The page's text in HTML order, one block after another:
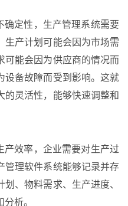
确定性，生产管理系统需要
生产计划可能会因为市场需
可能会因为供应商的情况而
设备故障而受到影响。这就
的灵活性，能够快速调整和
产效率，企业需要对生产过
管理软件系统能够记录并存
、物料需求、生产进度、
析。